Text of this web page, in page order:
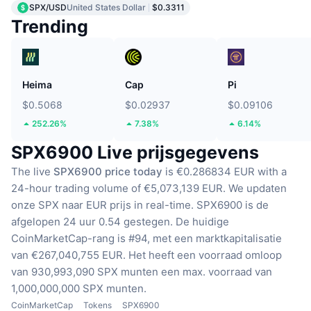
SPX/USDUnited States Dollar $0.3311
Trending
Heima
$0.5068
252.26%
Cap
$0.02937
7.38%
Pi
$0.09106
6.14%
SPX6900 Live prijsgegevens
The live SPX6900 price today is €0.286834 EUR with a
24-hour trading volume of €5,073,139 EUR. We updaten
onze SPX naar EUR prijs in real-time. SPX6900 is de
afgelopen 24 uur 0.54 gestegen. De huidige
CoinMarketCap-rang is #94, met een marktkapitalisatie
van €267,040,755 EUR. Het heeft een voorraad omloop
van 930,993,090 SPX munten een max. voorraad van
1,000,000,000 SPX munten.
CoinMarketCap Tokens SPX6900